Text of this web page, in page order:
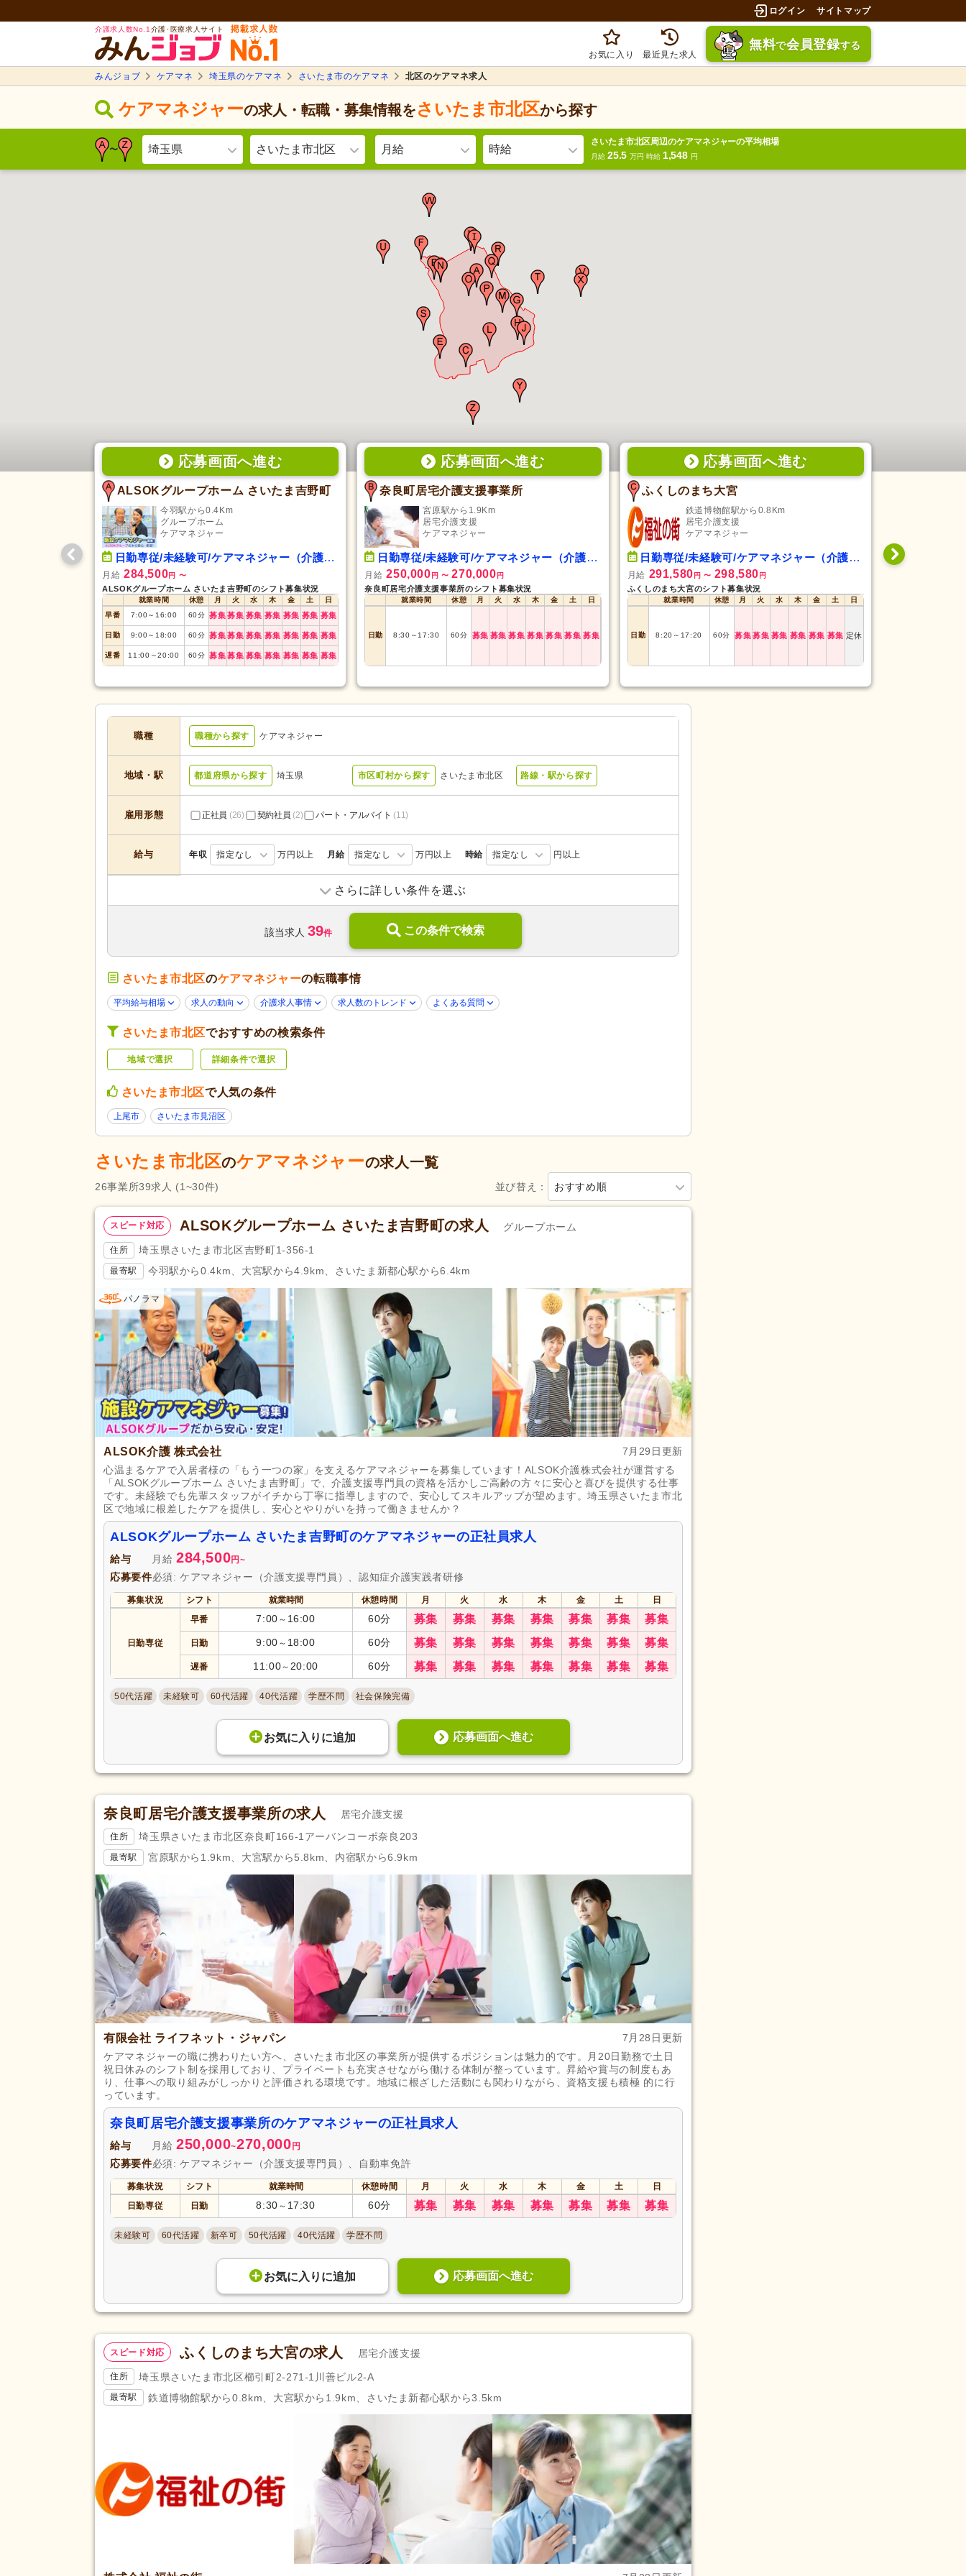
ログイン サイトマップ
介護求人数No.1 介護･医療求人サイト
お気に入り 最近見た求人
無料で会員登録する
みんジョブ ケアマネ 埼玉県のケアマネ さいたま市のケアマネ 北区のケアマネ求人
ケアマネジャーの求人・転職・募集情報をさいたま市北区から探す
〜 埼玉県 さいたま市北区 月給 時給
さいたま市北区周辺のケアマネジャーの平均相場
月給 25.5万円 時給 1,548 円
応募画面へ進む
ALSOKグループホーム さいたま吉野町
今羽駅から0.4Km
グループホーム
ケアマネジャー
日勤専従/未経験可/ケアマネジャー（介護支援専門員）
月給 284,500円 〜
ALSOKグループホーム さいたま吉野町のシフト募集状況
就業時間 休憩 月 火 水 木 金 土
日
早番
7:00～ 16:00 60分 募集募集 募集 募集 募集 募集 募集
日勤 9:00～ 18:00 60分 募集募集 募集 募集 募集 募集 募集
遅番 11:00 ～20:00 60分 募集募集 募集 募集 募集 募集 募集
応募画面へ進む
奈良町居宅介護支援事業所
宮原駅から1.9Km
居宅介護支援
ケアマネジャー
日勤専従/未経験可/ケアマネジャー（介護支援専門員）
月給 250,000 円 〜 270,000 円
奈良町居宅介護支援事業所のシフト募集状況
就業時間 休憩 月 火 水 木 金 土 日
日勤 8:30 ～ 17:30 60分 募集 募集 募集 募集 募集 募集 募集
応募画面へ進む
ふくしのまち大宮
鉄道博物館駅から0.8Km
居宅介護支援
ケアマネジャー
日勤専従/未経験可/ケアマネジャー（介護支援専門員）
月給 291,580 円 〜 298,580 円
ふくしのまち大宮のシフト募集状況
就業時間 休憩 月 火 水 木 金 土 日
日勤 8:20 ～ 17:20 60分 募集募集 募集 募集 募集 募集 定休
日勤専従/未経
職種 職種から探す ケアマネジャー
地域・駅 都道府県から探す 埼玉県 市区町村から探す さいたま市北区 路線・駅から探す
雇用形態 正社員 (26) 契約社員 (2) パート・アルバイト (11)
給与 年収 指定なし 万円以上 月給 指定なし 万円以上 時給 指定なし 円以上
訪問看護 (1)
サービス付き高齢者向け住宅(2) 特別養護老人ホーム(1) 介護老人保健施設(1)
(7) 地域包括支援センター(2)
だわり
未経験可(34) 新規オープン(2) ブランク可(35)
学歴不問(37)
40代活躍(35) 50代活躍(35)
女性が活躍(35)
勤務形態
残業ほぼなし(25)
午前のみ可(2)
週1日から可
応募資格
介護支援専門員（ケアマネジャー）
(37)
自動車免許 (15)
休日・休暇
完全週休2日 4週8休 (2)
年間休日110日以上 (9) 年間休日120日以上
育休あり(39)
夏季休暇 (2) 冬季休暇(2)
給与・手当
福利厚生
賞与あり(24) 社会保険完備 研修制度あり (35)
企業年金(6) 昇給あり (36) 復職支援あり (8)
退職金あり 日・祝給与アップ(1) 住宅手当(14)
資格取得支援あり(12) 通勤手当 (33) 人事評価制度あり(35)
処遇改善手当 (10) 夜勤手当 (9) 資格手当(15)
扶養控除内考慮あり(7) 扶養手当 (4) 再雇用制度あり(21)
正社員登用あり(8) 副業可(7)
アクセス
駅近(17)
バイク通勤可 (14)
さらに詳しい条件を選ぶ
該当求人 39件 この条件で検索
さいたま市北区のケアマネジャーの転職事情
平均給与相場 求人の動向 介護求人事情 求人数のトレンド よくある質問
さいたま市北区でおすすめの検索条件
地域で選択 詳細条件で選択
さいたま市北区で人気の条件
上尾市 さいたま市見沼区
さいたま市北区のケアマネジャーの求人一覧
並び替え： おすすめ順
26事業所39求人 (1~30件)
スピード対応 ALSOKグループホーム さいたま吉野町の求人 グループホーム
住所 埼玉県さいたま市北区吉野町1-356-1
最寄駅 今羽駅から0.4km、大宮駅から4.9km、さいたま新都心駅から6.4km
パノラマ
ALSOK介護 株式会社
7月29日更新
心温まるケアで入居者様の「もう一つの家」を支えるケアマネジャーを募集しています！ALSOK介護株式会社が運営する
「ALSOKグループホーム さいたま吉野町」で、介護支援専門員の資格を活かしご高齢の方々に安心と喜びを提供する仕事
です。未経験でも先輩スタッフがイチから丁寧に指導しますので、安心してスキルアップが望めます。埼玉県さいたま市北
区で地域に根差したケアを提供し、安心とやりがいを持って働きませんか？
ALSOKグループホーム さいたま吉野町のケアマネジャーの正社員求人
給与 月給 284,500円~
応募要件必須: ケアマネジャー（介護支援専門員）、認知症介護実践者研修
募集状況 シフト 就業時間 休憩時間 月 火 水 木 金 土 日
日勤専従
早番 7:00 ～ 16:00 60分 募集 募集 募集 募集 募集 募集 募集
日勤 9:00 ～ 18:00 60分 募集 募集 募集 募集 募集 募集 募集
遅番 11:00～ 20:00 60分 募集 募集 募集 募集 募集 募集 募集
50代活躍 未経験可 60代活躍 40代活躍 学歴不問 社会保険完備
お気に入り に追加 応募画面へ進む
奈良町居宅介護支援事業所の求人 居宅介護支援
住所 埼玉県さいたま市北区奈良町166-1アーバンコーポ奈良203
最寄駅 宮原駅から1.9km、大宮駅から5.8km、内宿駅から6.9km
有限会社 ライフネット・ジャパン
7月28日更新
ケアマネジャーの職に携わりたい方へ、さいたま市北区の事業所が提供するポジションは魅力的です。月20日勤務で土日
祝日休みのシフト制を採用しており、プライベートも充実させながら働ける体制が整っています。昇給や賞与の制度もあ
り、仕事への取り組みがしっかりと評価される環境です。地域に根ざした活動にも関わりながら、資格支援も積極 的に行
っています。
奈良町居宅介護支援事業所のケアマネジャーの正社員求人
給与 月給 250,000~270,000円
応募要件必須: ケアマネジャー（介護支援専門員）、自動車免許
募集状況 シフト 就業時間 休憩時間 月 火 水 木 金 土
日
日勤専従
日勤 8:30 ～ 17:30 60分 募集 募集 募集 募集 募集 募集 募集
未経験可 60代活躍 新卒可 50代活躍 40代活躍 学歴不問
お気に入り に追加 応募画面へ進む
スピード対応 ふくしのまち大宮の求人 居宅介護支援
住所 埼玉県さいたま市北区櫛引町2-271-1川善ビル2-A
最寄駅 鉄道博物館駅から0.8km、大宮駅から1.9km、さいたま新都心駅から3.5km